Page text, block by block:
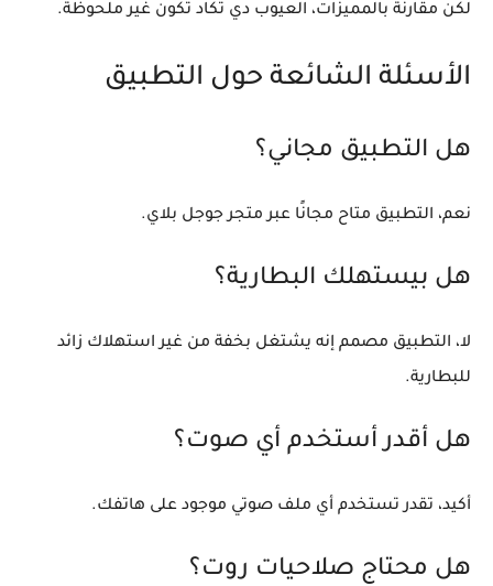
لكن مقارنة بالمميزات، العيوب دي تكاد تكون غير ملحوظة.
الأسئلة الشائعة حول التطبيق
هل التطبيق مجاني؟
نعم، التطبيق متاح مجانًا عبر متجر جوجل بلاي.
هل بيستهلك البطارية؟
لا، التطبيق مصمم إنه يشتغل بخفة من غير استهلاك زائد
للبطارية.
هل أقدر أستخدم أي صوت؟
أكيد، تقدر تستخدم أي ملف صوتي موجود على هاتفك.
هل محتاج صلاحيات روت؟